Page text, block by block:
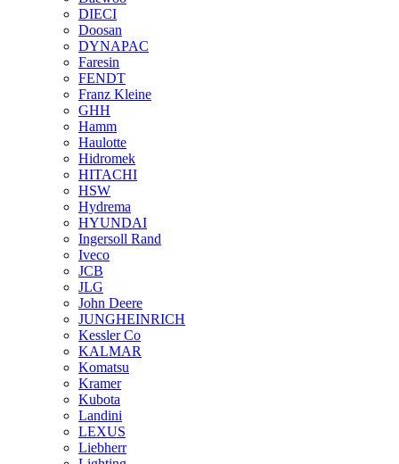
DIECI
Doosan
DYNAPAC
Faresin
FENDT
Franz Kleine
GHH
Hamm
Haulotte
Hidromek
HITACHI
HSW
Hydrema
HYUNDAI
Ingersoll Rand
Iveco
JCB
JLG
John Deere
JUNGHEINRICH
Kessler Co
KALMAR
Komatsu
Kramer
Kubota
Landini
LEXUS
Liebherr